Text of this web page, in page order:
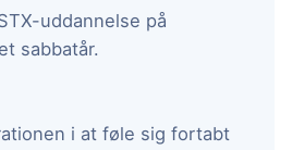
uddannelse på
sabbatår.
i at føle sig fortabt